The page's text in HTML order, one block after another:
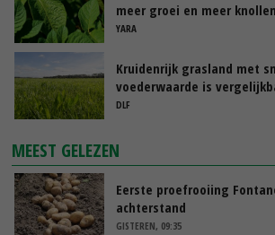
meer groei en meer knollen
YARA
Kruidenrijk grasland met
voederwaarde is
raaigras’
DLF
MEEST GELEZEN
Eerste proefrooiing
achterstand
GISTEREN, 09:35